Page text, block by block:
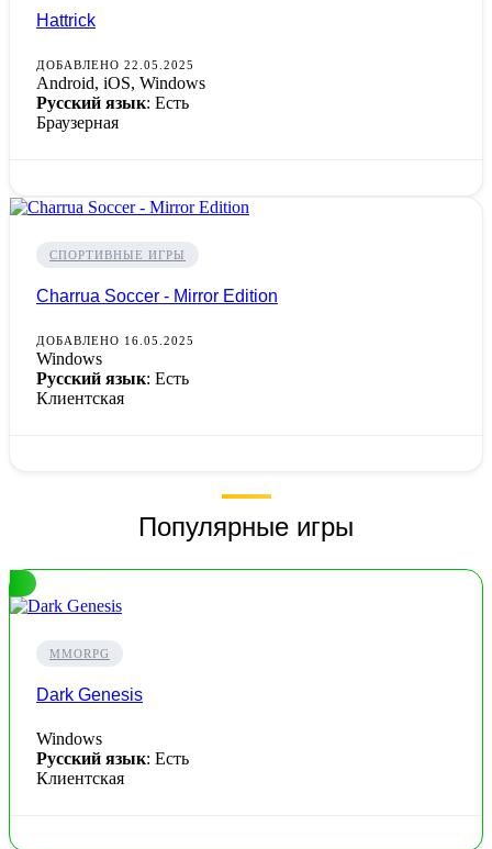
Hattrick
ДОБАВЛЕНО 22.05.2025
Android, iOS, Windows
Русский язык: Есть
Браузерная
СПОРТИВНЫЕ ИГРЫ
Charrua Soccer - Mirror Edition
ДОБАВЛЕНО 16.05.2025
Windows
Русский язык: Есть
Клиентская
Популярные игры
MMORPG
Dark Genesis
Windows
Русский язык: Есть
Клиентская